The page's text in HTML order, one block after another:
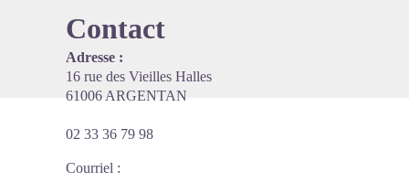
Contact
Adresse :
16 rue des Vieilles Halles
61006 ARGENTAN
02 33 36 79 98
Courriel :